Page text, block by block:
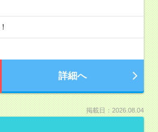
詳細へ
掲載日：2026.08.04